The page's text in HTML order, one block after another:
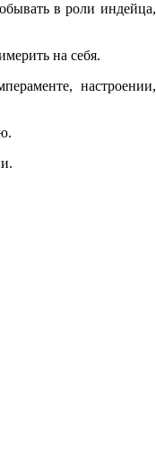
в роли индейца,
на себя.
настроении,